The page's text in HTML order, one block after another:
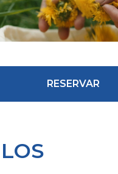
RESERVAR